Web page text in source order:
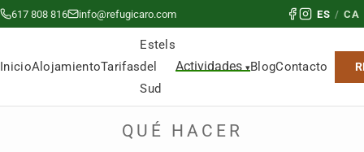
617 808 816 info@refugicaro.com ES / CA
InicioAlojamientoTarifas
Estels
del
Sud
Actividades BlogContacto
QUÉ HACER